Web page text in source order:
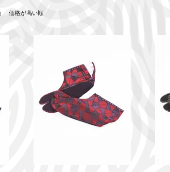
価格が高い順